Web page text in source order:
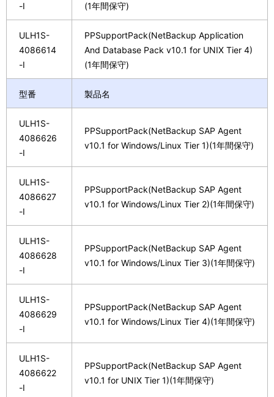
-I (1年間保守)
ULH1S-
4086614
-I
PPSupportPack(NetBackup Application
And Database Pack v10.1 for UNIX Tier 4)
(1年間保守)
型番 製品名
ULH1S-
4086626
-I
PPSupportPack(NetBackup SAP Agent
v10.1 for Windows/Linux Tier 1)(1年間保守)
ULH1S-
4086627
-I
PPSupportPack(NetBackup SAP Agent
v10.1 for Windows/Linux Tier 2)(1年間保守)
ULH1S-
4086628
-I
PPSupportPack(NetBackup SAP Agent
v10.1 for Windows/Linux Tier 3)(1年間保守)
ULH1S-
4086629
-I
PPSupportPack(NetBackup SAP Agent
v10.1 for Windows/Linux Tier 4)(1年間保守)
ULH1S-
4086622
-I
PPSupportPack(NetBackup SAP Agent
v10.1 for UNIX Tier 1)(1年間保守)